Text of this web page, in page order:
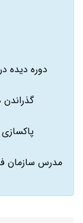
دوره دیده
مدرس سازمان